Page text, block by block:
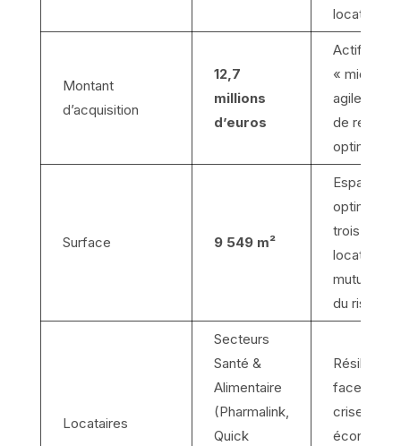
locative.
Montant
d’acquisition
12,7
millions
d’euros
Actif de
« mid-cap
agile,
de
optimisé.
Surface 9 549 m²
Espace
optimisé
trois
locataires,
du risque.
Locataires
Secteurs
Santé &
Alimentaire
(Pharmalink,
Quick
Résilience
face aux
crises